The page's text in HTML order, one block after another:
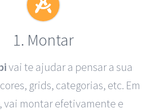
1. Montar
vai te ajudar a pensar a sua
grids, categorias, etc. Em
vai montar efetivamente e